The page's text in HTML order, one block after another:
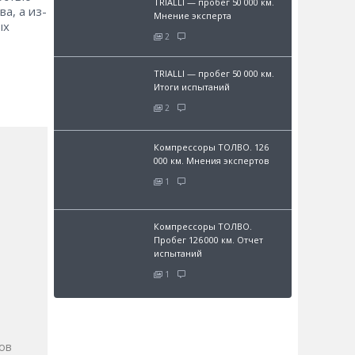
а из-
Мнение эксперта
2
TRIALLI — пробег 50 000 км.
Итоги испытаний
2
Компрессоры ТОЛВО. 126
000 км. Мнения экспертов
1
Компрессоры ТОЛВО.
Пробег 126 000 км. Отчет
испытаний
1